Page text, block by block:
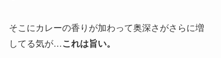
そこにカレーの香りが加わって奥深さがさらに増
してる気が… これは旨い。